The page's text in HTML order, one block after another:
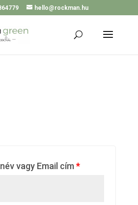
hello@rockman.hu
vagy Email cím *